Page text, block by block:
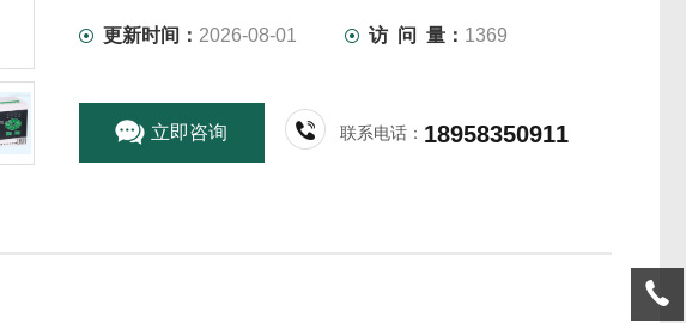
更新时间： 2026-08-01 访 问 量： 1369
立即咨询 联系电话： 18958350911